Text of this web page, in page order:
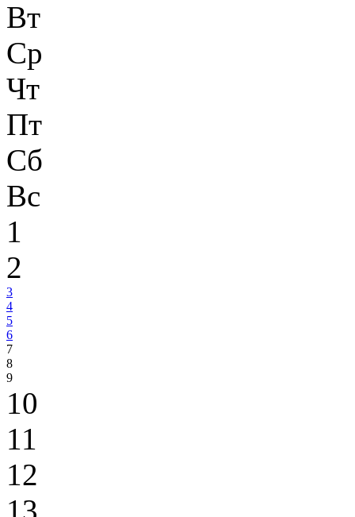
Вт
Ср
Чт
Пт
Сб
Вс
1
2
3
4
5
6
7
8
9
10
11
12
13